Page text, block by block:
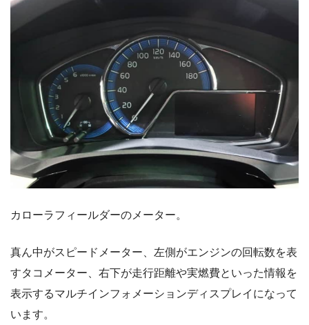
カローラフィールダーのメーター。
真ん中がスピードメーター、左側がエンジンの回転数を表
すタコメーター、右下が走行距離や実燃費といった情報を
表示するマルチインフォメーションディスプレイになって
います。